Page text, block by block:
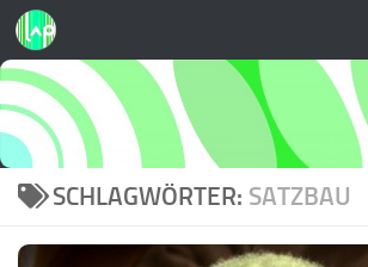
Zum Inhalt springen
SCHLAGWÖRTER: SATZBAU